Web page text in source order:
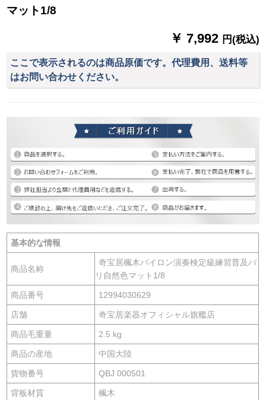
マット1/8
￥ 7,992 円(税込)
ここで表示されるのは商品原価です。代理費用、送料等
はお問い合わせください。
基本的な情報
商品名称
奇宝居楓木バイロン演奏検定級練習普及バ
リ自然色マット1/8
商品番号 12994030629
店舗 奇宝居楽器オフィシャル旗艦店
商品毛重量 2.5 kg
商品の産地 中国大陸
貨物番号 QBJ 000501
背板材質 楓木